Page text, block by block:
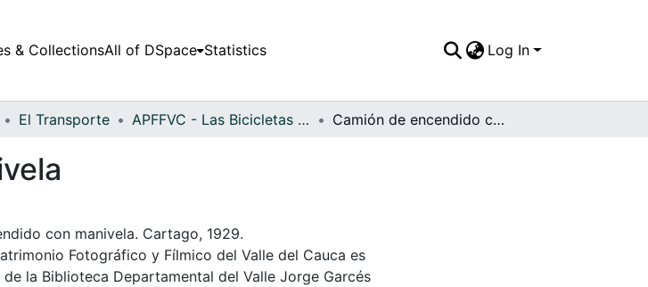
& CollectionsAll of DSpace Statistics Log In
El Transporte APFFVC - Las Bicicletas y Ca - Patrimonial Camión de encendido con manivela
con manivela. Cartago, 1929.
Fotográfico y Fílmico del Valle del Cauca es
la Biblioteca Departamental del Valle Jorge Garcés